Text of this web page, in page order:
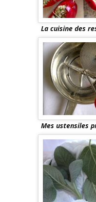
La cuisine des
Mes ustensiles